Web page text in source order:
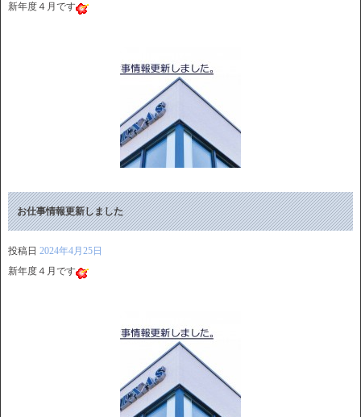
新年度４月です
お仕事情報更新しました
投稿日 2024年4月25日
新年度４月です